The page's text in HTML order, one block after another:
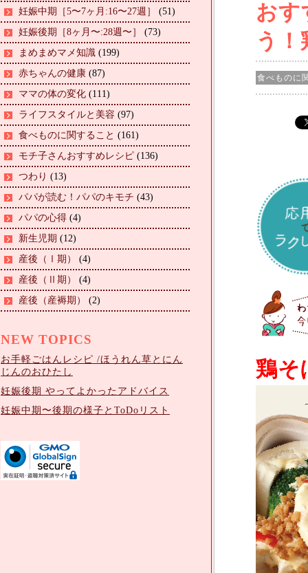
妊娠中期［5〜7ヶ月:16〜27週］
(51)
妊娠後期［8ヶ月〜:28週〜］
(73)
まめまめマメ知識 (199)
赤ちゃんの健康 (87)
ママの体の変化 (111)
ライフスタイルと美容 (97)
食べものに関すること (161)
モチ子さんおすすめレシピ (136)
つわり (13)
パパが読む！パパのキモチ (43)
パパの心得 (4)
新生児期 (12)
産後（Ⅰ期）
(4)
産後（Ⅱ期）
(4)
産後（産褥期）
(2)
NEW TOPICS
お手軽ごはんレシピ /ほうれん草とにん
じんのおひたし
妊娠後期 やってよかったアドバイス
妊娠中期〜後期の様子とToDoリスト
おす
う
食べものに
鶏そ